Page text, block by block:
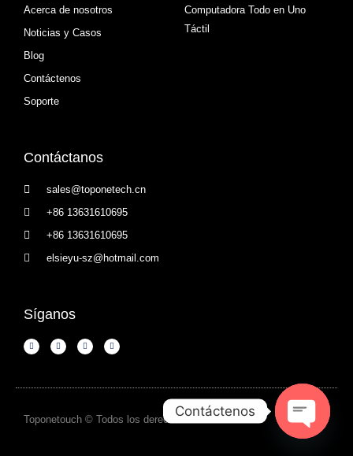
Acerca de nosotros
Noticias y Casos
Blog
Contáctenos
Soporte
Computadora Todo en Uno
Táctil
Contáctanos
sales@toponetech.cn
+86 13631610695
+86 13631610695
elsieyu-sz@hotmail.com
Síganos
Toponetouch © Todos los derechos reservados 2024
Contáctenos